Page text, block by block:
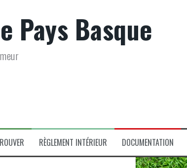
Pays Basque
RÈGLEMENT INTÉRIEUR DOCUMENTATION